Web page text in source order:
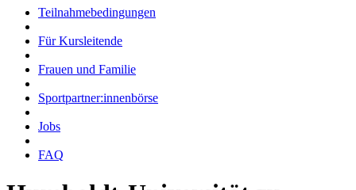
Teilnahmebedingungen
Für Kursleitende
Frauen und Familie
Sportpartner:innenbörse
Jobs
FAQ